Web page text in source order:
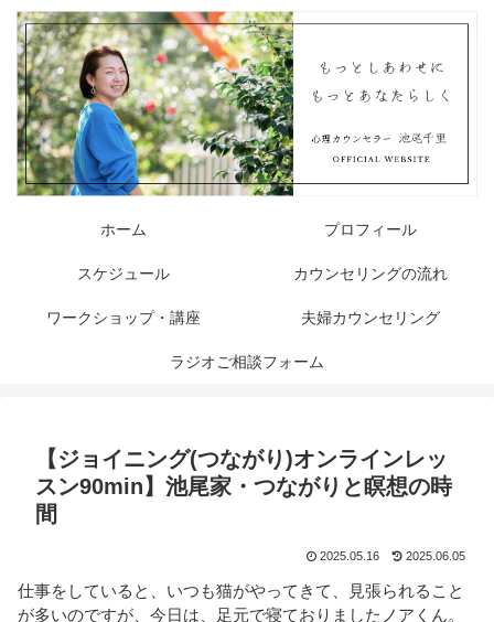
ホーム プロフィール
スケジュール カウンセリングの流れ
ワークショップ・講座 夫婦カウンセリング
ラジオご相談フォーム
【ジョイニング(つながり)オンラインレッ
スン90min】池尾家・つながりと瞑想の時
間
2025.05.16 2025.06.05
仕事をしていると、いつも猫がやってきて、見張られること
が多いのですが、今日は、足元で寝ておりましたノアくん。